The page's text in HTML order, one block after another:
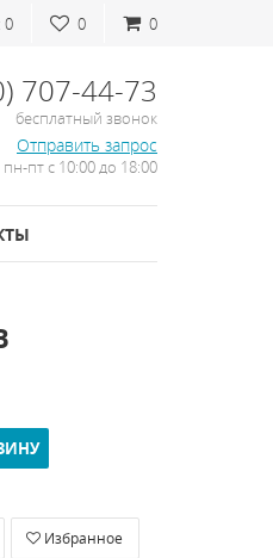
0
0
0
707-44-73
бесплатный звонок
Отправить запрос
пт с 10:00 до 18:00
Избранное